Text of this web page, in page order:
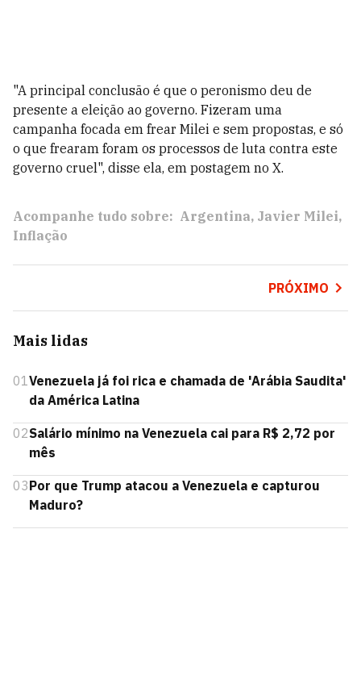
"A principal conclusão é que o peronismo deu de
presente a eleição ao governo. Fizeram uma
campanha focada em frear Milei e sem propostas, e só
o que frearam foram os processos de luta contra este
governo cruel", disse ela, em postagem no X.
Acompanhe tudo sobre: Argentina Javier Milei
Inflação
PRÓXIMO
Mais lidas
01 Venezuela já foi rica e chamada de 'Arábia Saudita'
da América Latina
02Salário mínimo na Venezuela cai para R$ 2,72 por
mês
03Por que Trump atacou a Venezuela e capturou
Maduro?